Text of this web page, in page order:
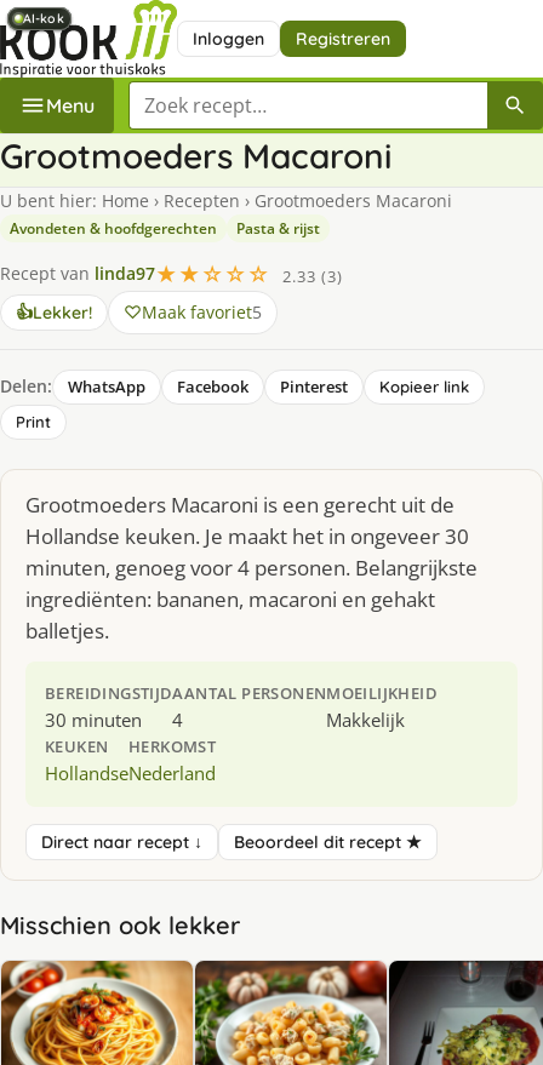
Inloggen Registreren
Menu Zoek een recept
Grootmoeders Macaroni
U bent hier: Home › Recepten › Grootmoeders Macaroni
Avondeten & hoofdgerechten Pasta & rijst
Recept van linda97★★☆☆☆
2.33 (3)
👍Lekker! Maak favoriet5
Delen: WhatsApp Facebook Pinterest
Kopieer link
Print
Grootmoeders Macaroni is een gerecht uit de
Hollandse keuken. Je maakt het in ongeveer 30
minuten, genoeg voor 4 personen. Belangrijkste
ingrediënten: bananen, macaroni en gehakt
balletjes.
BEREIDINGSTIJD
30 minuten
AANTAL PERSONEN
4
MOEILIJKHEID
Makkelijk
KEUKEN
Hollandse
HERKOMST
Nederland
Direct naar recept ↓ Beoordeel dit recept ★
Misschien ook lekker
AI-kok
AI-kok
AI-kok
AI-kok
AI-kok